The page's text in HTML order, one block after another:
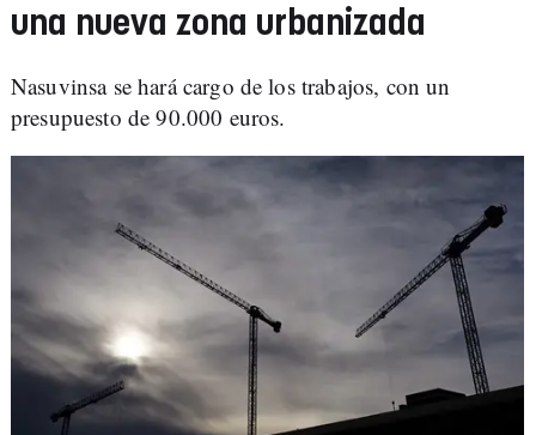
una nueva zona urbanizada
Nasuvinsa se hará cargo de los trabajos, con un
presupuesto de 90.000 euros.